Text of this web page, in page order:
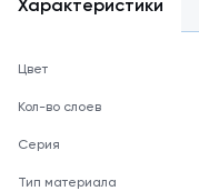
Характеристики
Цвет
Кол-во слоев
Серия
Тип материала